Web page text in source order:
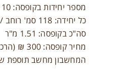
מספר יחידות בקופסה: 10
כל יחידה: 118 סמ' רוחב / 12.8 סמ' גובה
סה"כ בקופסה: 1.51 מ"ר
מחיר קופסה: 300 ₪ (הרכישה אפשרית רק בקופסאות)
המחשבון מחשב תוספת של 10% פחת בצורה